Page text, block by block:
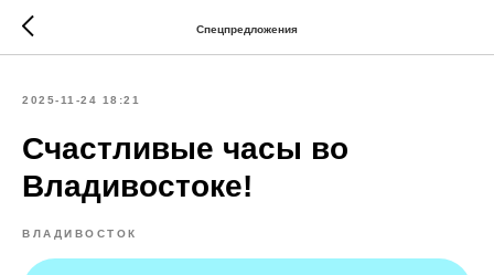
Спецпредложения
2025-11-24 18:21
Счастливые часы во
Владивостоке!
ВЛАДИВОСТОК